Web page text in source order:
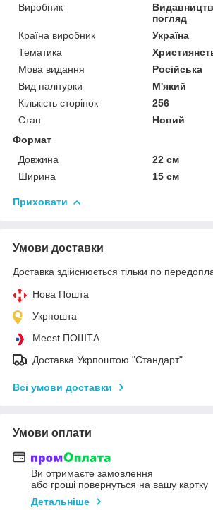
Виробник
погляд
Країна виробник
Україна
Тематика
Мова видання
Російська
Вид палітурки
М'який
Кількість сторінок
256
Стан
Новий
Формат
Довжина
22 см
Ширина
15 см
Приховати
Умови доставки
Доставка здійснюється тільки по
Нова Пошта
Укрпошта
Meest ПОШТА
Доставка Укрпоштою "Стандарт"
Всі умови доставки
Умови оплати
Ви отримаєте замовлення
або гроші повернуться на вашу картку
Детальніше